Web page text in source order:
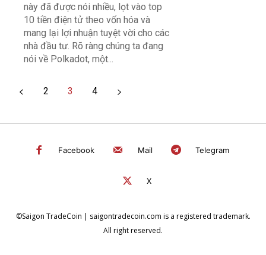
này đã được nói nhiều, lọt vào top
10 tiền điện tử theo vốn hóa và
mang lại lợi nhuận tuyệt vời cho các
nhà đầu tư. Rõ ràng chúng ta đang
nói về Polkadot, một...
2 3 4
Facebook Mail Telegram
X
©Saigon TradeCoin | saigontradecoin.com is a registered trademark.
All right reserved.